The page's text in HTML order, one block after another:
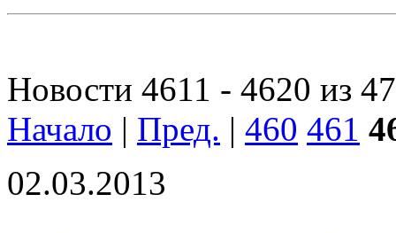
Новости 4611 - 4620 из
Начало | Пред. | 460 461
02.03.2013